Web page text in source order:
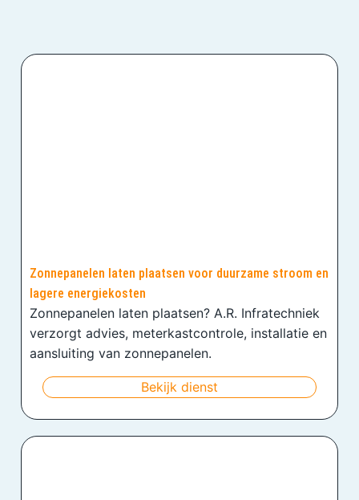
Zonnepanelen laten plaatsen voor duurzame stroom en
lagere energiekosten
Zonnepanelen laten plaatsen? A.R. Infratechniek
verzorgt advies, meterkastcontrole, installatie en
aansluiting van zonnepanelen.
Bekijk dienst